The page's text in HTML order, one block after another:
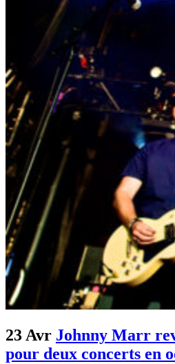
23 Avr Johnny Marr
pour deux concerts en